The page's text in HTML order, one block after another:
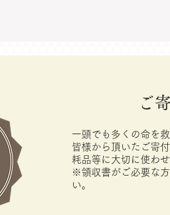
ご
一頭でも多くの命を
皆様から頂いたご寄
耗品等に大切に使わ
※領収書がご必要な
い。